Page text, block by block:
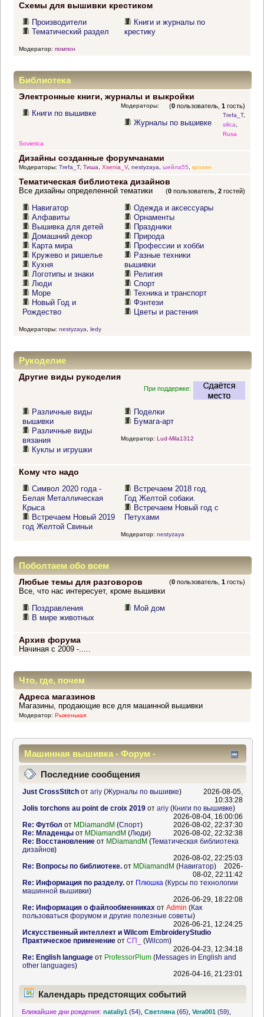
Схемы для вышивки крестиком
Производители
Тематический раздел
Книги и журналы по
крестику
Модератор: помпон
Библиотека
Электронные книги, журналы и выкройки
(0 пользователь,1 гость)
Книги по вышивке
Журналы по вышивке
Модераторы:
Trefa_T,
silica,
Rusa
Sovietica
Дизайны созданные форумчанами
Модераторы: Trefa_T, Тиша, Xsenia_V, nestyzaya, шейла55, крохин
Тематическая библиотека дизайнов
(0 пользователь,2 гостей)
Все дизайны определенной тематики
Навигатор
Алфавиты
Вышивка для детей
Домашний декор
Карта мира
Кружево и ришелье
Кухня
Логотипы и знаки
Люди
Море
Новый Год и
Рождество
Одежда и аксессуары
Орнаменты
Праздники
Природа
Профессии и хобби
Разные техники
вышивки
Религия
Спорт
Техника и транспорт
Фэнтези
Цветы и растения
Модераторы: nestyzaya ledy
Рукоделие
Другие виды рукоделия
При поддержке:
Различные виды
вышивки
Различные виды
вязания
Куклы и игрушки
Поделки
Бумага-арт
Модератор: Lud-Mila1312
Кому что надо
Символ 2020 года -
Белая Металлическая
Крыса
Встречаем Новый 2019
год Желтой Свиньи
Встречаем 2018 год.
Год Желтой собаки.
Встречаем Новый год с
Петухами
Модератор: nestyzaya
Поболтаем обо всем
Любые темы для разговоров (0 пользователь,1 гость)
Все, что нас интересует, кроме вышивки
Поздравления
В мире животных
Мой дом
Архив форума
Начиная с 2009 -.....
Что, где, почем
Адреса магазинов
Магазины, продающие все для машинной вышивки
Модератор: Рыженькая
Машинная вышивка - Форум -
Информационный центр
Последние сообщения
Just CrossStitchот ariy(Журналы по вышивке)
2026-08-05,
10:33:28
Jolis torchons au point de croix 2019от ariy(Книги по вышивке)
2026-08-04, 16:00:06
Re: Футбол от MDiamandM (Спорт)
2026-08-02, 22:37:30
Re: Младенцыот MDiamandM (Люди)
2026-08-02, 22:32:38
Re: Восстановлениеот MDiamandM (Тематическая библиотека
дизайнов)
2026-08-02, 22:25:03
Re: Вопросы по библиотеке.от MDiamandM (Навигатор)
2026-
08-02, 22:11:42
Re: Информация по разделу.от Плюшка (Курсы по технологии
машинной вышивки)
2026-06-29, 18:22:08
Re: Информация о файлообменникахот Admin (Как
пользоваться форумом и другие полезные советы)
2026-06-21, 12:24:25
Искусственный интеллект и Wilcom EmbroideryStudio
Практическое применениеот СП_ (Wilcom)
2026-04-23, 12:34:18
Re: English languageот ProfessorPlum(Messages in English and
other languages)
2026-04-16, 21:23:01
Календарь предстоящих событий
Ближайшие дни рождения: nataliy1 (54) ,Светляна (65) ,Vera001 (59)